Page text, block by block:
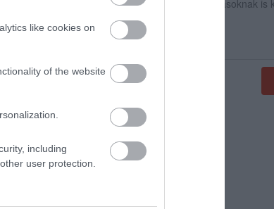
like cookies on
of the website
including
user protection.